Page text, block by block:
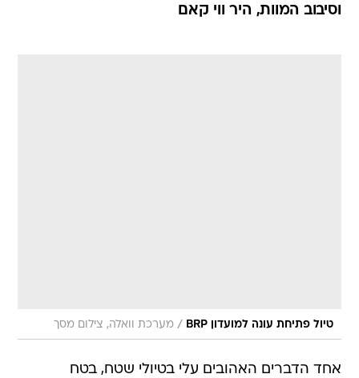
וסיבוב המוות, היר ווי קאם
טיול פתיחת עונה למועדון BRP / מערכת וואלה, צילום מסך
אחד הדברים האהובים עלי בטיולי שטח, בטח